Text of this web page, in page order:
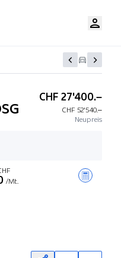
CHF 27'400.–
CHF 52'540.–
Neupreis
/Mt.